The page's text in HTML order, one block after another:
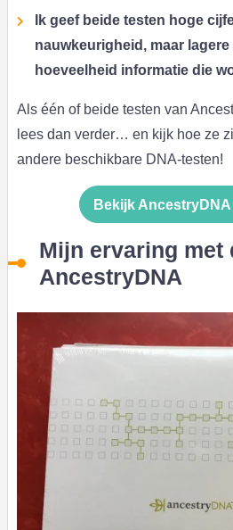
Ik geef beide testen hoge
nauwkeurigheid, maar
hoeveelheid informatie die
Als één of beide testen van
lees dan verder… en kijk hoe ze
andere beschikbare DNA-testen!
Bekijk
Mijn ervaring met
AncestryDNA